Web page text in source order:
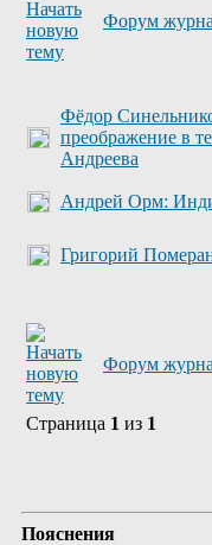
Форум
Фёдор
преображение в
Андреева
Андрей Орм:
Григорий
Форум
Страница 1 из 1
Пояснения